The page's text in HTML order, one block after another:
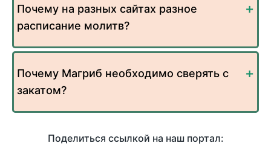
Почему на разных сайтах разное
расписание молитв?
Почему Магриб необходимо сверять с
закатом?
Поделиться ссылкой на наш портал: